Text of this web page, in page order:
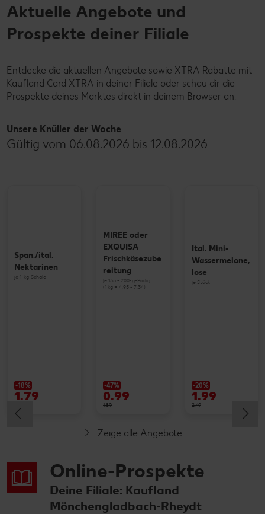
Aktuelle Angebote und
Prospekte deiner Filiale
Entdecke die aktuellen Angebote sowie XTRA Rabatte mit
Kaufland Card XTRA in deiner Filiale oder schau dir die
Prospekte deines Marktes direkt in deinem Browser an.
Unsere Knüller der Woche
Gültig vom 06.08.2026 bis 12.08.2026
Span./ital.
Nektarinen
je 1-kg-Schale
-18%
1.79
MIREE oder
EXQUISA
Frischkäsezube
reitung
je 135 - 200-g-Packg.
(1 kg = 4.95 - 7.34)
-47%
0.99
1.89
Ital. Mini-
Wassermelone,
lose
je Stück
-20%
1.99
2.49
Zeige alle Angebote
Online-Prospekte
Deine Filiale: Kaufland
Mönchengladbach-Rheydt